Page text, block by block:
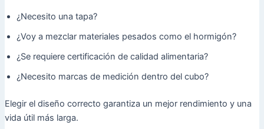
¿Necesito una tapa?
¿Voy a mezclar materiales pesados como el hormigón?
¿Se requiere certificación de calidad alimentaria?
¿Necesito marcas de medición dentro del cubo?
Elegir el diseño correcto garantiza un mejor rendimiento y una
vida útil más larga.